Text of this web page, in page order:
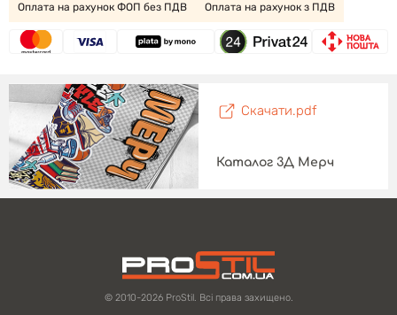
Оплата на рахунок ФОП без ПДВ Оплата на рахунок з ПДВ
Скачати.pdf
Каталог 3Д Мерч
© 2010-2026 ProStil. Всі права захищено.